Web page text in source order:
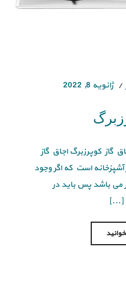
ژانویه 8, 2022
گاز کوپرزبرگ اجاق گاز
است که اگر وجود
می باشد پس باید در
[...]